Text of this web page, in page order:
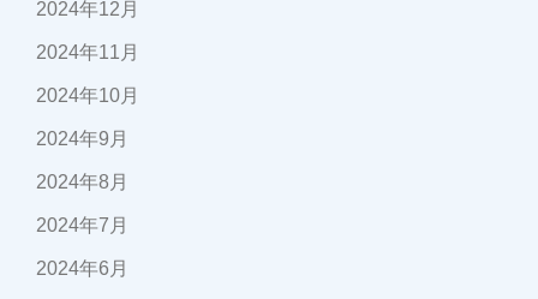
2024年12月
2024年11月
2024年10月
2024年9月
2024年8月
2024年7月
2024年6月